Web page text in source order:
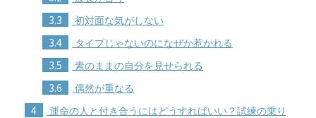
3.3 初対面な気がしない
3.4 タイプじゃないのになぜか惹かれる
3.5 素のままの自分を見せられる
3.6 偶然が重なる
4
運命の人と付き合うにはどうすればいい？試練の乗り